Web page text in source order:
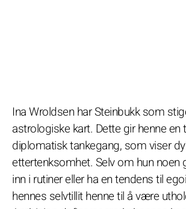
Ina Wroldsen har Steinbukk som
astrologiske kart. Dette gir henne en
diplomatisk tankegang, som viser
ettertenksomhet. Selv om hun noen
inn i rutiner eller ha en tendens til
hennes selvtillit henne til å være